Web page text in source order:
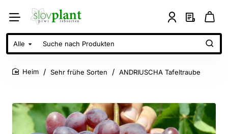
Alle
Suche
nach
Produkten
Sehr frühe Sorten ANDRIUSCHA Tafeltraube